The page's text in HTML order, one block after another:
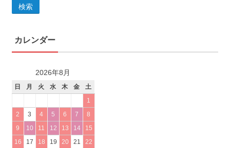
検索
カレンダー
2026年8月
日 月 火 水 木 金
土
1
2
3 4 5 6 7
8
9
10 11 12 13 14
15
16
17 18 19 20 21
22